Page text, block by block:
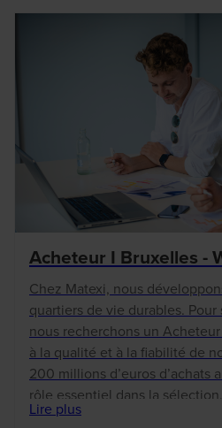
Acheteur I Bruxelles -
Chez Matexi, nous
quartiers de vie durables.
nous recherchons un
à la qualité et à la fiabilité de
200 millions d’euros d’achats
rôle essentiel dans la
suivi de nos partenaires. Vous
Lire plus